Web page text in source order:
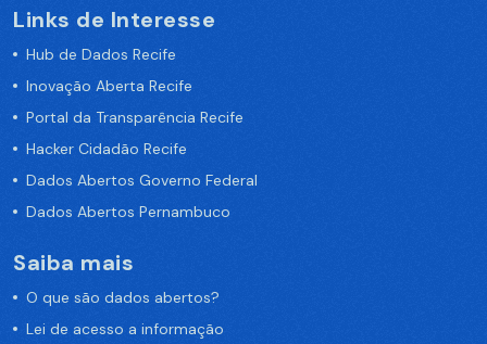
Links de Interesse
Hub de Dados Recife
Inovação Aberta Recife
Portal da Transparência Recife
Hacker Cidadão Recife
Dados Abertos Governo Federal
Dados Abertos Pernambuco
Saiba mais
O que são dados abertos?
Lei de acesso a informação